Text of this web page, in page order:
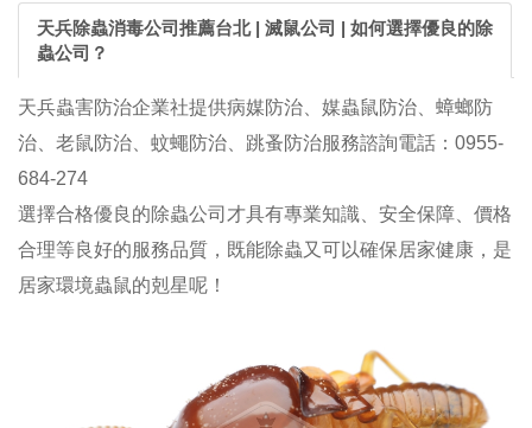
天兵除蟲消毒公司推薦台北 | 滅鼠公司 | 如何選擇優良的除
蟲公司？
天兵蟲害防治企業社提供病媒防治、媒蟲鼠防治、蟑螂防
治、老鼠防治、蚊蠅防治、跳蚤防治服務諮詢電話：0955-
684-274
選擇合格優良的除蟲公司才具有專業知識、安全保障、價格
合理等良好的服務品質，既能除蟲又可以確保居家健康，是
居家環境蟲鼠的剋星呢！